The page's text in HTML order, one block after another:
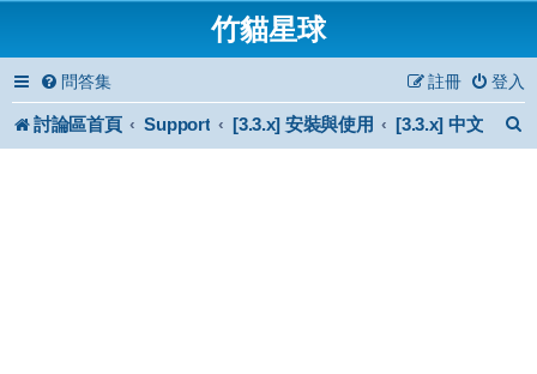
竹貓星球
問答集 登入
註冊
討論區首頁 Support [3.3.x] 安裝與使用 [3.3.x] 中文